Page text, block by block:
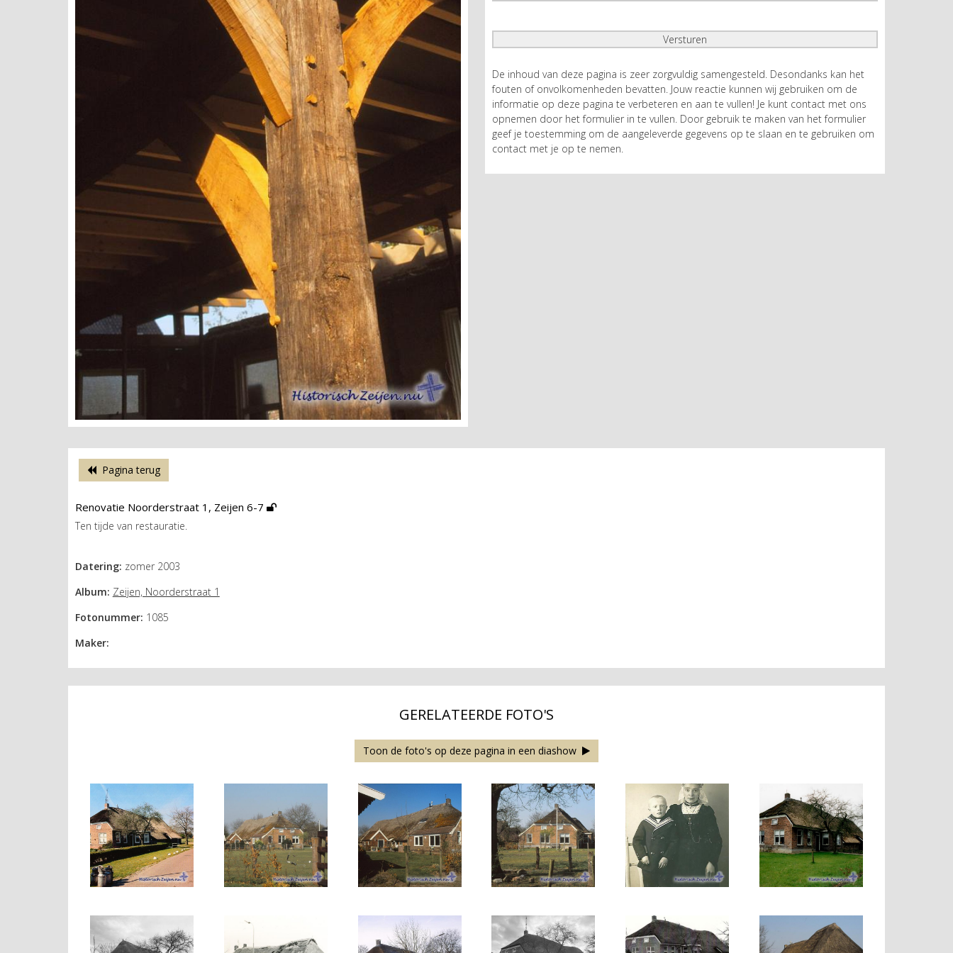
De inhoud van deze pagina is zeer zorgvuldig samengesteld. Desondanks kan het
fouten of onvolkomenheden bevatten. Jouw reactie kunnen wij gebruiken om de
informatie op deze pagina te verbeteren en aan te vullen! Je kunt contact met ons
opnemen door het formulier in te vullen. Door gebruik te maken van het formulier
geef je toestemming om de aangeleverde gegevens op te slaan en te gebruiken om
contact met je op te nemen.
Pagina terug
Renovatie Noorderstraat 1, Zeijen 6-7
Ten tijde van restauratie.
Datering: zomer 2003
Album: Zeijen, Noorderstraat 1
Fotonummer: 1085
Maker:
GERELATEERDE FOTO'S
Toon de foto's op deze pagina in een diashow